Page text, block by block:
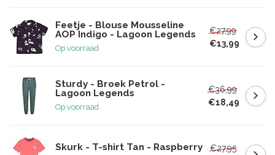
Feetje - Blouse Mousseline
AOP Indigo - Lagoon Legends
Op voorraad
€27,99
€13,99
Sturdy - Broek Petrol -
Lagoon Legends
Op voorraad
€36,99
€18,49
Skurk - T-shirt Tan - Raspberry
€27,95